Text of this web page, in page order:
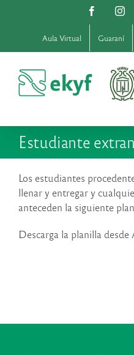
Facebook
Aula Virtual Guaraní
Estudiante
Los estudiantes
llenar y entregar y
anteceden la siguiente
Descarga la planilla desde